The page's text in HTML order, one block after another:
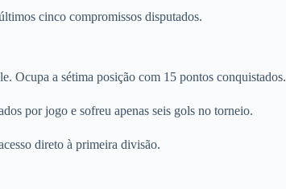
cinco compromissos disputados.
Ocupa a sétima posição com 15 pontos conquistados.
por jogo e sofreu apenas seis gols no torneio.
direto à primeira divisão.